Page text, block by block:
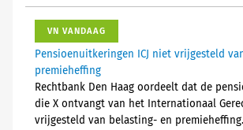
VN VANDAAG
Pensioenuitkeringen ICJ niet vrijgesteld
premieheffing
Rechtbank Den Haag oordeelt dat de
die X ontvangt van het Internationaal
vrijgesteld van belasting- en